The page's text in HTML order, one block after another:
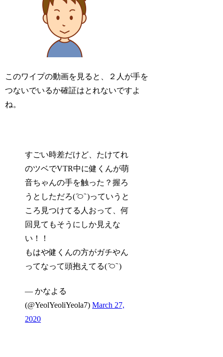
このワイプの動画を見ると、２人が手を
つないでいるか確証はとれないですよ
ね。
すごい時差だけど、たけてれ
のツベでVTR中に健くんが萌
音ちゃんの手を触った？握ろ
うとしただろ( ᷇࿀ ᷆ )っていうと
ころ見つけてる人おって、何
回見てもそうにしか見えな
い！！
もはや健くんの方がガチやん
ってなって頭抱えてる( ᷇࿀ ᷆ )
— かなよる
(@YeolYeoliYeola7)March 27,
2020